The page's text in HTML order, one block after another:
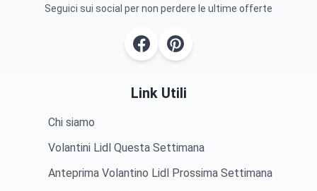
Seguici sui social per non perdere le ultime offerte
Link Utili
Chi siamo
Volantini Lidl Questa Settimana
Anteprima Volantino Lidl Prossima Settimana